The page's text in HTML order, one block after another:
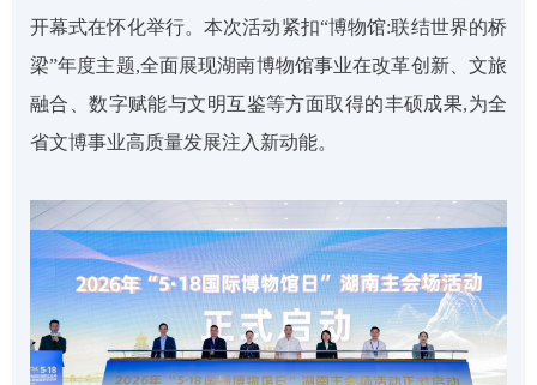
开幕式在怀化举行。本次活动紧扣“博物馆:联结世界的桥
梁”年度主题,全面展现湖南博物馆事业在改革创新、文旅
融合、数字赋能与文明互鉴等方面取得的丰硕成果,为全
省文博事业高质量发展注入新动能。